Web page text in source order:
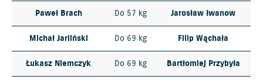
Paweł Brach Do 57 kg Jarosław Iwanow
Michał Jarliński Do 69 kg Filip Wąchała
Łukasz Niemczyk Do 69 kg Bartłomiej Przybyła